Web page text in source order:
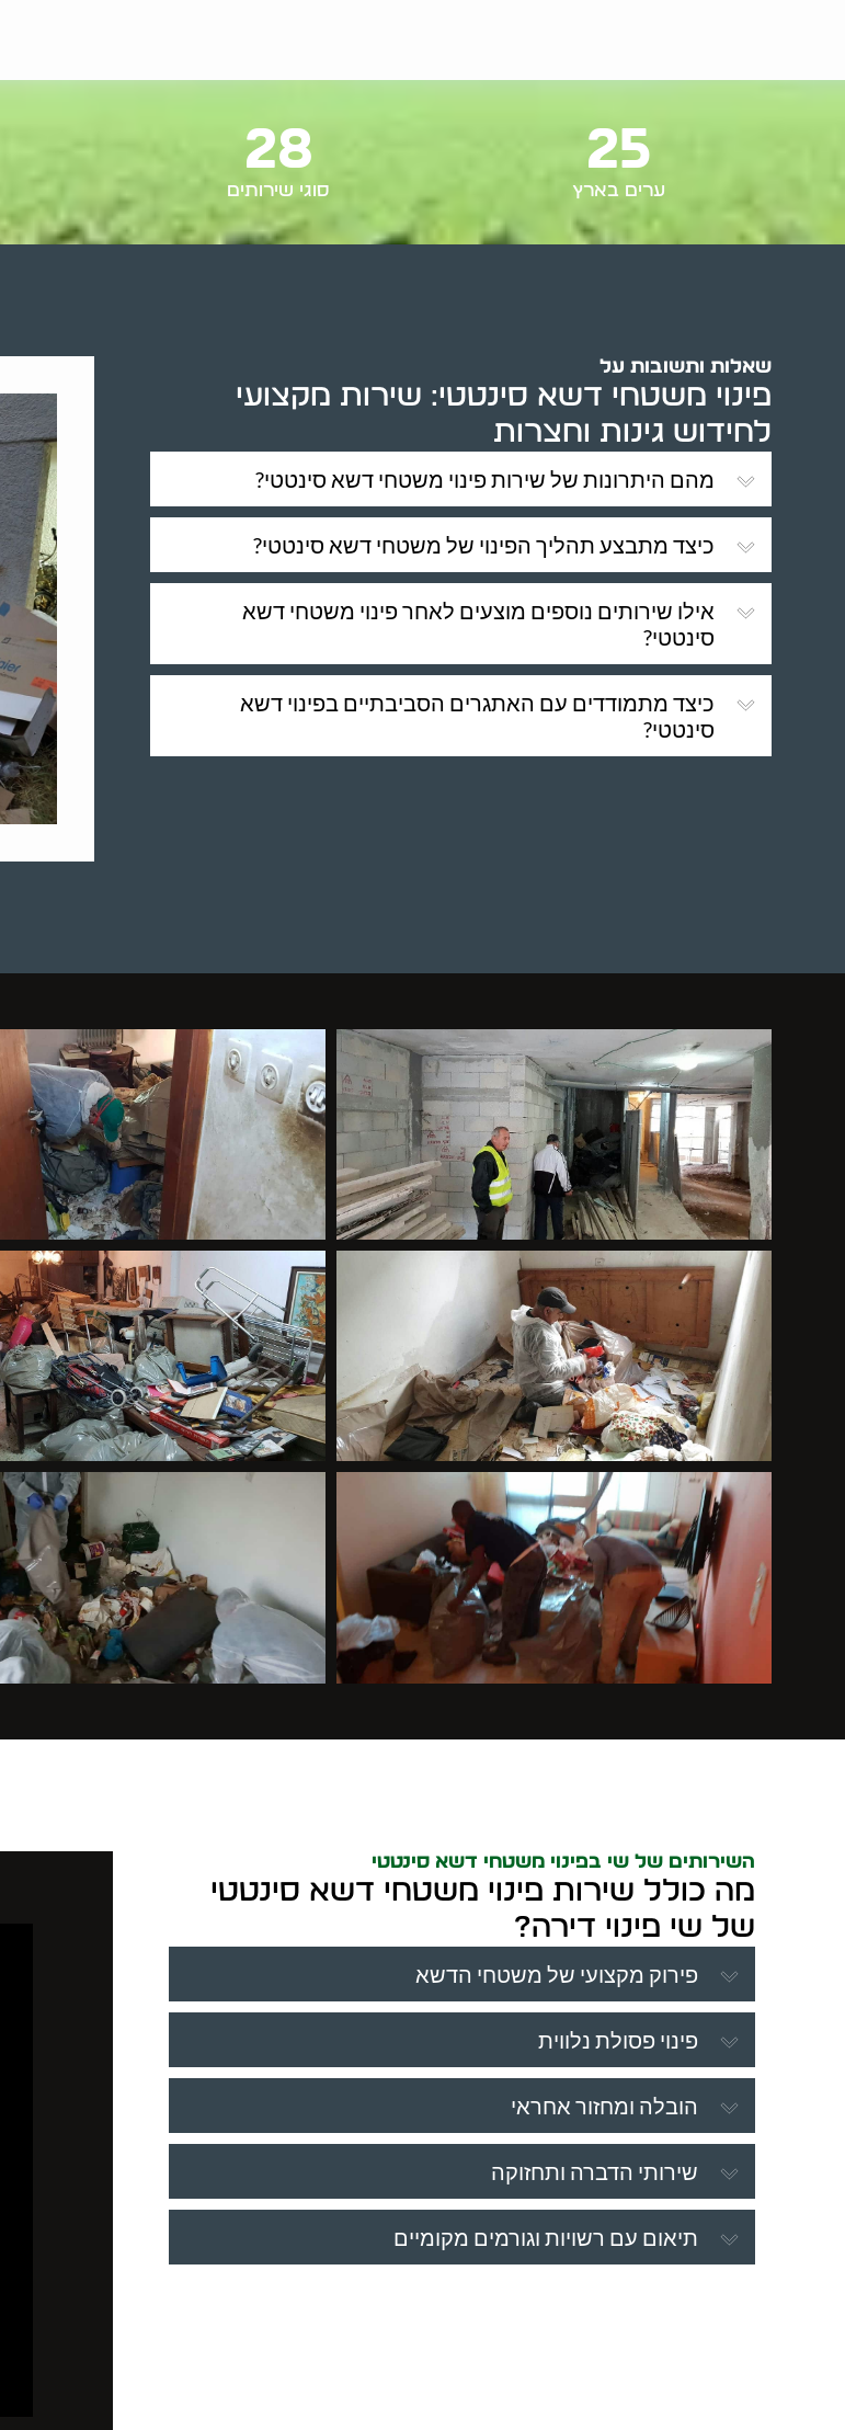
ערים בארץ
25
סוגי שירותים
28
שאלות ותשובות על
פינוי משטחי דשא סינטטי: שירות מקצועי
לחידוש גינות וחצרות
מהם היתרונות של שירות פינוי משטחי דשא סינטטי?
כיצד מתבצע תהליך הפינוי של משטחי דשא סינטטי?
אילו שירותים נוספים מוצעים לאחר פינוי משטחי דשא
סינטטי?
כיצד מתמודדים עם האתגרים הסביבתיים בפינוי דשא
סינטטי?
השירותים של שי בפינוי משטחי דשא סינטטי
מה כולל שירות פינוי משטחי דשא סינטטי
של שי פינוי דירה?
פירוק מקצועי של משטחי הדשא
פינוי פסולת נלווית
הובלה ומחזור אחראי
שירותי הדברה ותחזוקה
תיאום עם רשויות וגורמים מקומיים